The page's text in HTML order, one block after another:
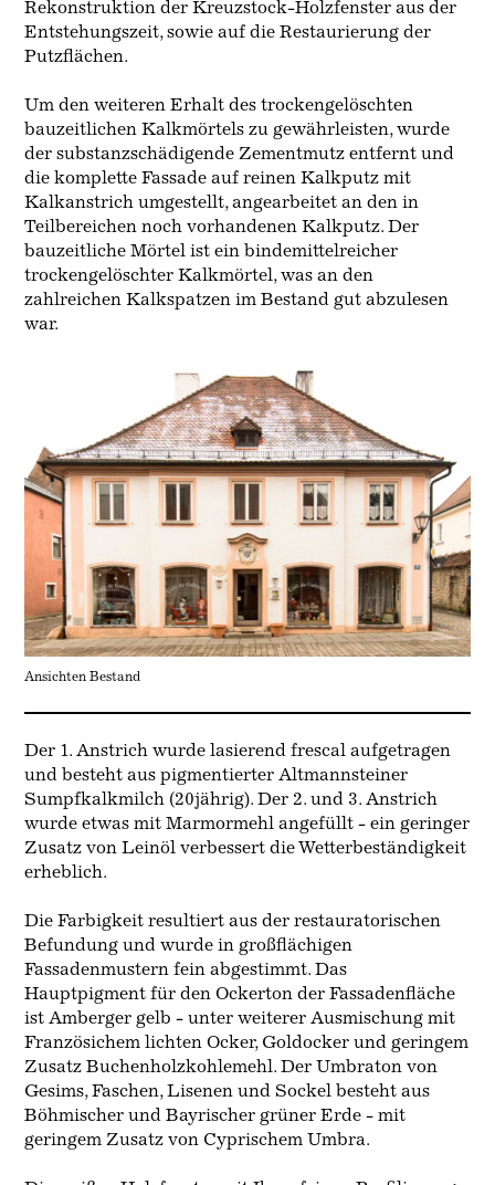
Rekonstruktion der Kreuzstock-Holzfenster aus der
Entstehungszeit, sowie auf die Restaurierung der
Putzflächen.
Um den weiteren Erhalt des trockengelöschten
bauzeitlichen Kalkmörtels zu gewährleisten, wurde
der substanzschädigende Zementmutz entfernt und
die komplette Fassade auf reinen Kalkputz mit
Kalkanstrich umgestellt, angearbeitet an den in
Teilbereichen noch vorhandenen Kalkputz. Der
bauzeitliche Mörtel ist ein bindemittelreicher
trockengelöschter Kalkmörtel, was an den
zahlreichen Kalkspatzen im Bestand gut abzulesen
war.
Ansichten Bestand
Der 1. Anstrich wurde lasierend frescal aufgetragen
und besteht aus pigmentierter Altmannsteiner
Sumpfkalkmilch (20jährig). Der 2. und 3. Anstrich
wurde etwas mit Marmormehl angefüllt - ein geringer
Zusatz von Leinöl verbessert die Wetterbeständigkeit
erheblich.
Die Farbigkeit resultiert aus der restauratorischen
Befundung und wurde in großflächigen
Fassadenmustern fein abgestimmt. Das
Hauptpigment für den Ockerton der Fassadenfläche
ist Amberger gelb - unter weiterer Ausmischung mit
Französichem lichten Ocker, Goldocker und geringem
Zusatz Buchenholzkohlemehl. Der Umbraton von
Gesims, Faschen, Lisenen und Sockel besteht aus
Böhmischer und Bayrischer grüner Erde - mit
geringem Zusatz von Cyprischem Umbra.